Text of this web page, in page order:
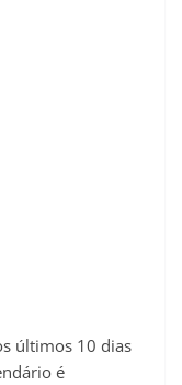
últimos 10 dias
é